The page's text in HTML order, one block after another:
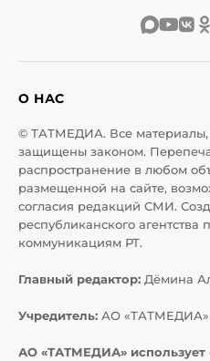
О НАС
© ТАТМЕДИА. Все материалы,
защищены законом.
распространение в любом
размещенной на сайте,
согласия редакций СМИ.
республиканского агентства
коммуникациям РТ.
Главный редактор: Дёмина
Учредитель: АО «ТАТМЕДИА»
АО «ТАТМЕДИА» использует